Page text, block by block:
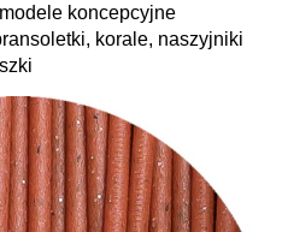
koncepcyjne
korale, naszyjniki